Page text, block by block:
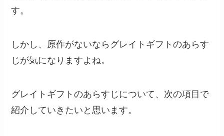
す。
しかし、原作がないならグレイトギフトのあらす
じが気になりますよね。
グレイトギフトのあらすじについて、次の項目で
紹介していきたいと思います。